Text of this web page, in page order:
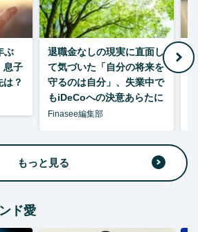
ぶ
息子
？
退職金なしの現実に直面し
て気づいた「自分の将来を
守るのは自分」、失業中で
もiDeCoへの決意あらたに
Finasee編集部
もっと見る
ド愛